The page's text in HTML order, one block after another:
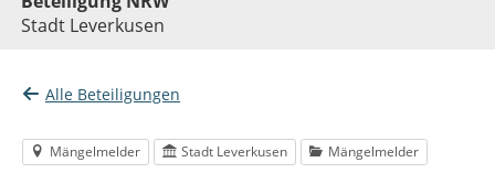
Stadt Leverkusen
Alle Beteiligungen
Mängelmelder Stadt Leverkusen Mängelmelder